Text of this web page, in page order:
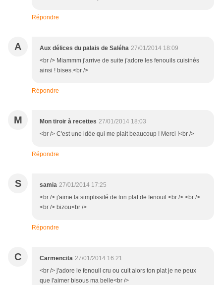
Répondre
A Aux délices du palais de Saléha 27/01/2014 18:09
<br /> Miammm j'arrive de suite j'adore les fenouils cuisinés
ainsi ! bises.<br />
Répondre
M Mon tiroir à recettes 27/01/2014 18:03
<br /> C'est une idée qui me plait beaucoup ! Merci !<br />
Répondre
S samia 27/01/2014 17:25
<br /> j'aime la simplissité de ton plat de fenouil.<br /> <br />
<br /> bizou<br />
Répondre
C Carmencita 27/01/2014 16:21
<br /> j'adore le fenouil cru ou cuit alors ton plat je ne peux
que l'aimer bisous ma belle<br />